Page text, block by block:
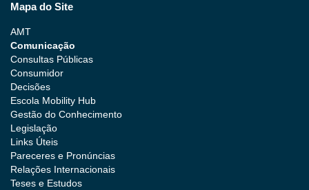
Mapa do Site
AMT
Comunicação
Consultas Públicas
Consumidor
Decisões
Escola Mobility Hub
Gestão do Conhecimento
Legislação
Links Úteis
Pareceres e Pronúncias
Relações Internacionais
Teses e Estudos